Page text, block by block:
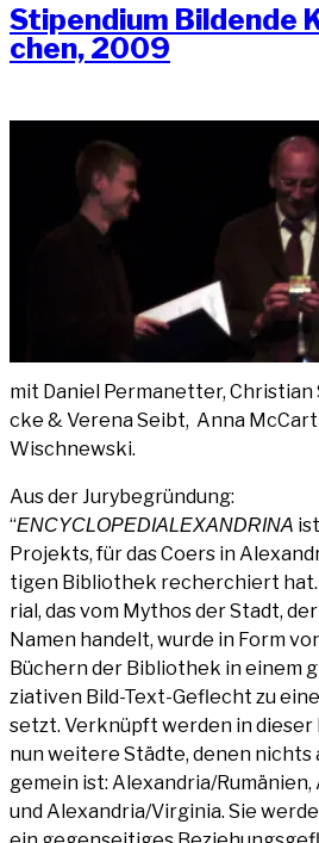
Sti­pen­di­um Bil­den­de
chen, 2009
mit Dani­el Per­ma­net­ter,
cke & Vere­na Seibt, Anna
Wischnewski.
Aus der Jury­be­grün­dung:
“ENCY­CLO­PE­DI­A­LEX­AN­DRI­NA
Pro­jekts, für das Coers in
ti­gen Biblio­thek recher­chiert
ri­al, das vom Mythos der Stadt,
Namen han­delt, wur­de in Form
Büchern der Biblio­thek in einem
zia­ti­ven Bild-Text-Geflecht zu
setzt. Ver­knüpft wer­den in
nun wei­te­re Städ­te, denen nichts
gemein ist: Alexandria/
und Alexandria/Virginia. Sie